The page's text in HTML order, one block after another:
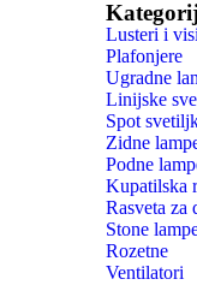
Lusteri i
Plafonjere
Ugradne
Linijske
Spot
Zidne
Podne
Kupatilska
Rasveta za
Stone
Rozetne
Ventilatori